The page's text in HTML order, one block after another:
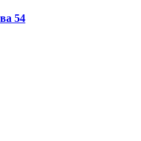
54